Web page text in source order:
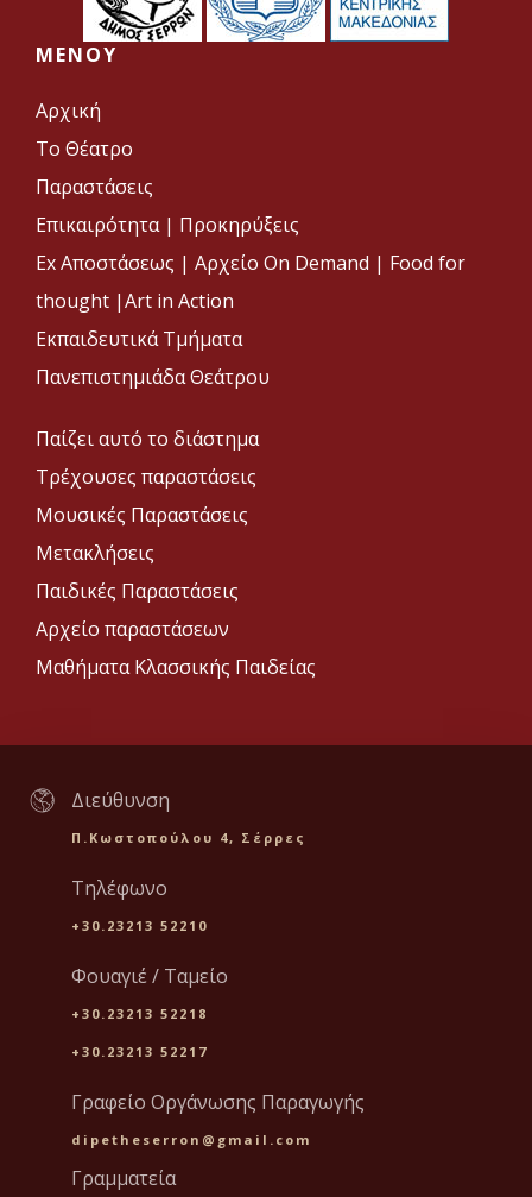
MENOY
Αρχική
Το Θέατρο
Παραστάσεις
Επικαιρότητα | Προκηρύξεις
Ex Αποστάσεως | Αρχείο On Demand | Food for
thought |Art in Action
Εκπαιδευτικά Τμήματα
Πανεπιστημιάδα Θεάτρου
Παίζει αυτό το διάστημα
Τρέχουσες παραστάσεις
Μουσικές Παραστάσεις
Μετακλήσεις
Παιδικές Παραστάσεις
Αρχείο παραστάσεων
Μαθήματα Κλασσικής Παιδείας
Διεύθυνση
Π.Κωστοπούλου 4, Σέρρες
Τηλέφωνο
+30.23213 52210
Φουαγιέ / Ταμείο
+30.23213 52218
+30.23213 52217
Γραφείο Οργάνωσης Παραγωγής
dipetheserron@gmail.com
Γραμματεία